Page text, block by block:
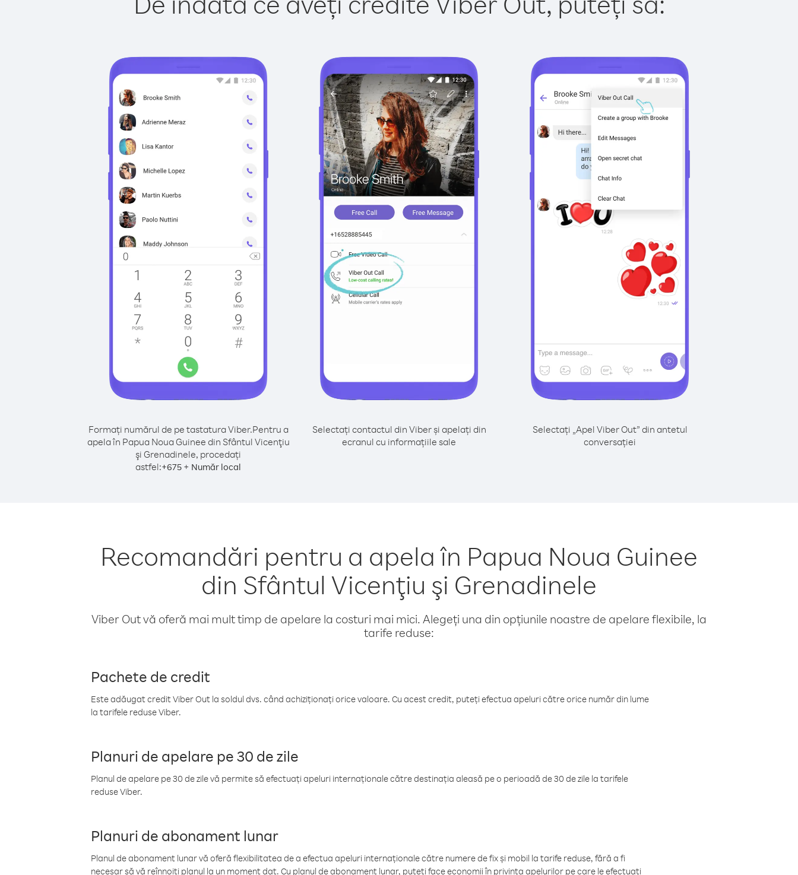
Formați numărul de pe tastatura Viber.Pentru a
apela în Papua Noua Guinee din Sfântul Vicenţiu
şi Grenadinele, procedați
astfel:+675 + Număr local
Selectați contactul din Viber și apelați din
ecranul cu informațiile sale
Selectați „Apel Viber Out” din antetul
conversației
Recomandări pentru a apela în Papua Noua Guinee
din Sfântul Vicenţiu şi Grenadinele
Viber Out vă oferă mai mult timp de apelare la costuri mai mici. Alegeți una din opțiunile noastre de apelare flexibile, la
tarife reduse:
Pachete de credit
Este adăugat credit Viber Out la soldul dvs. când achiziționați orice valoare. Cu acest credit, puteți efectua apeluri către orice număr din lume
la tarifele reduse Viber.
Planuri de apelare pe 30 de zile
Planul de apelare pe 30 de zile vă permite să efectuați apeluri internaționale către destinația aleasă pe o perioadă de 30 de zile la tarifele
reduse Viber.
Planuri de abonament lunar
Planul de abonament lunar vă oferă flexibilitatea de a efectua apeluri internaționale către numere de fix și mobil la tarife reduse, fără a fi
necesar să vă reînnoiți planul la un moment dat. Cu planul de abonament lunar, puteți face economii în privința apelurilor pe care le efectuați